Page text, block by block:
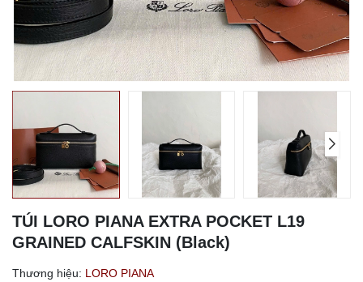
TÚI LORO PIANA EXTRA POCKET L19
GRAINED CALFSKIN (Black)
Thương hiệu: LORO PIANA